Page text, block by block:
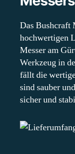
Das Bushcraft
hochwertigen
Messer am
Werkzeug in
fällt die
sind sauber
sicher und